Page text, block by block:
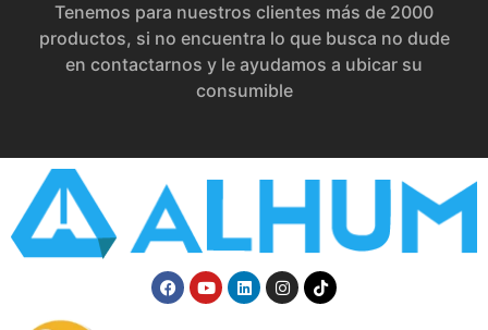
Tenemos para nuestros clientes más de 2000
productos, si no encuentra lo que busca no dude
en contactarnos y le ayudamos a ubicar su
consumible